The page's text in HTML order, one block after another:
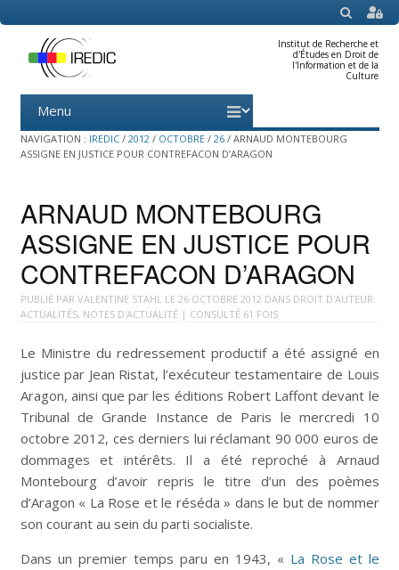
SEARCH
Institut de Recherche et
d'Études en Droit de
l'Information et de la
Culture
Menu
content
NAVIGATION : IREDIC / 2012 / OCTOBRE / 26 / ARNAUD MONTEBOURG
ASSIGNE EN JUSTICE POUR CONTREFACON D’ARAGON
ARNAUD MONTEBOURG
ASSIGNE EN JUSTICE POUR
CONTREFACON D’ARAGON
PUBLIÉ PAR VALENTINE STAHL LE 26 OCTOBRE 2012 DANS DROIT D'AUTEUR:
ACTUALITÉS, NOTES D'ACTUALITÉ | CONSULTÉ 61 FOIS
Le Ministre du redressement productif a été assigné en
justice par Jean Ristat, l’exécuteur testamentaire de Louis
Aragon, ainsi que par les éditions Robert Laffont devant le
Tribunal de Grande Instance de Paris le mercredi 10
octobre 2012, ces derniers lui réclamant 90 000 euros de
dommages et intérêts. Il a été reproché à Arnaud
Montebourg d’avoir repris le titre d’un des poèmes
d’Aragon « La Rose et le réséda » dans le but de nommer
son courant au sein du parti socialiste.
Dans un premier temps paru en 1943, « La Rose et le